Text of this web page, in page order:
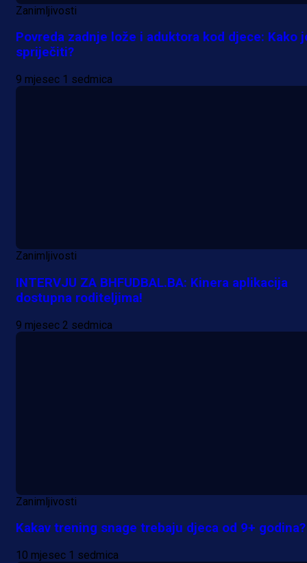
Zanimljivosti
Povreda zadnje lože i aduktora kod djece: Kako
spriječiti?
9 mjesec 1 sedmica
Zanimljivosti
INTERVJU ZA BHFUDBAL.BA: Kinera aplikacija
dostupna roditeljima!
9 mjesec 2 sedmica
Zanimljivosti
Kakav trening snage trebaju djeca od 9+ godina?
10 mjesec 1 sedmica